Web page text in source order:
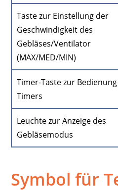
Taste zur Einstellung der
Geschwindigkeit des
Gebläses/Ventilator
(MAX/MED/MIN)
Timer-Taste zur
Timers
Leuchte zur Anzeige des
Gebläsemodus
Symbol für